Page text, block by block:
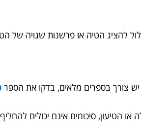
להציג הטיה או פרשנות שגויה של
יש צורך בספרים מלאים, בדקו את הספר
הטיעון, סיכומים אינם יכולים